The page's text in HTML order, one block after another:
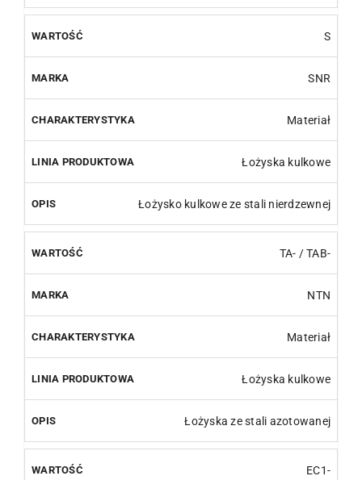
S
SNR
Materiał
Łożyska kulkowe
Łożysko kulkowe ze stali nierdzewnej
TA- / TAB-
NTN
Materiał
Łożyska kulkowe
Łożyska ze stali azotowanej
EC1-